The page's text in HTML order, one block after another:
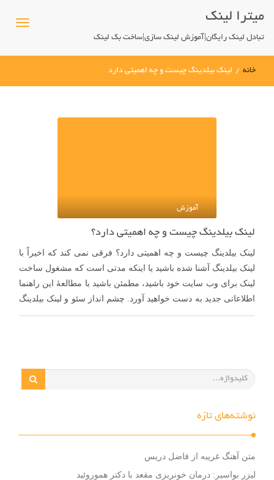
میترا لینک
تبادل لینک رایگان|آموزش لینک سازی|ساخت بک لینک
خانه / لینک بیلدینگ چیست و چه اهمیتی دارد
آموزش
لینک بیلدینگ چیست و چه اهمیتی دارد؟
لینک بیلدینگ چیست و چه اهمیتی دارد؟ فرقی نمی کند که اخیراً با
لینک بیلدینگ آشنا شده باشید یا اینکه مدتی است که مشغول ساخت
لینک برای وب سایت خود باشید، مطمئن باشید با مطالعۀ این راهنما
اطلاعاتی جدید به دست خواهید آورد. چشم انداز سئو و لینک بیلدینگ
همیشه …
نوشته‌های تازه
متن آهنگ غریبه از فاضل دریس
لیزر بواسیر: درمان خونریزی مقعد با دکتر هموروئید